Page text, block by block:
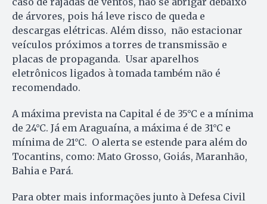
de árvores, pois há leve risco de queda e
descargas elétricas. Além disso, não estacionar
veículos próximos a torres de transmissão e
placas de propaganda. Usar aparelhos
eletrônicos ligados à tomada também não é
recomendado.
A máxima prevista na Capital é de 35°C e a mínima
de 24°C. Já em Araguaína, a máxima é de 31°C e
mínima de 21°C. O alerta se estende para além do
Tocantins, como: Mato Grosso, Goiás, Maranhão,
Bahia e Pará.
Para obter mais informações junto à Defesa Civil